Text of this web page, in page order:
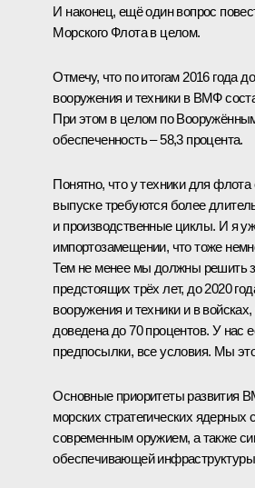
И наконец, ещё один вопрос
Морского Флота в целом.
Отмечу, что по итогам 2016 года
вооружения и техники в ВМФ
При этом в целом по
обеспеченность – 58,3 процента.
Понятно, что у техники для
выпуске требуются более
и производственные циклы. И я
импортозамещении, что тоже
Тем не менее мы должны решить
предстоящих трёх лет, до 2020
вооружения и техники и в
доведена до 70 процентов. У нас
предпосылки, все условия. Мы
Основные приоритеты развития
морских стратегических ядерных
современным оружием, а также
обеспечивающей